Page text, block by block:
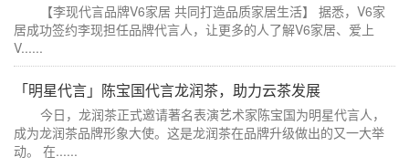
【李现代言品牌V6家居 共同打造品质家居生活】 据悉，V6家
居成功签约李现担任品牌代言人，让更多的人了解V6家居、爱上
V......
「明星代言」陈宝国代言龙润茶，助力云茶发展
今日，龙润茶正式邀请著名表演艺术家陈宝国为明星代言人，
成为龙润茶品牌形象大使。这是龙润茶在品牌升级做出的又一大举
动。 在......